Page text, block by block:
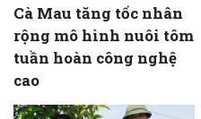
Cà Mau tăng tốc nhân
rộng mô hình nuôi tôm
tuần hoàn công nghệ
cao